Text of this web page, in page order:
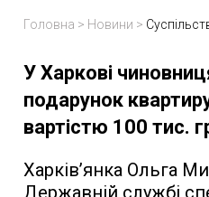
Головна > Новини >
У Харкові
подарунок
вартістю 100 тис.
Харків’янка Ольга
Державній службі